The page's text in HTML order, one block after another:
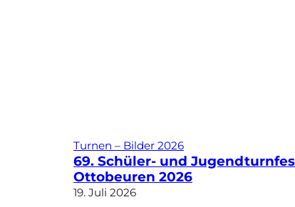
Turnen – Bilder 2026
69. Schüler- und
Ottobeuren 2026
19. Juli 2026